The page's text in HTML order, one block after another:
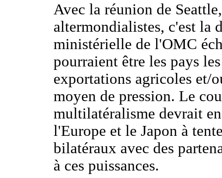
Avec la réunion de
altermondialistes, c'est la
ministérielle de l'OMC
pourraient être les pays
exportations agricoles et/
moyen de pression. Le
multilatéralisme devrait
l'Europe et le Japon à
bilatéraux avec des
à ces puissances.